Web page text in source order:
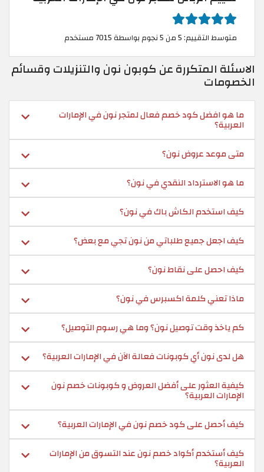
متوسط التقييم: 5 من 5 نجوم بواسطة 7015 مستخدم
الاسئلة المتكررة عن كوبون نون والتنزيلات وقسائم
الخصومات
ما هو افضل كود خصم فعال لمتجر نون في الإمارات
العربية؟
متى موعد عروض نون؟
ما هو الاسترداد النقدي في نون؟
كيف استخدم الكاش باك في نون؟
كيف اجعل جميع طلباتي من نون تجي مع بعض؟
كيف احصل على نقاط نون؟
ماذا تعني كلمة اكسبرس في نون؟
كم ياخذ وقت توصيل نون؟ وما هي رسوم التوصيل؟
هل لدى نون أي كوبونات فعالة الآن في الإمارات العربية؟
كيفية العثور على أفضل العروض و كوبونات خصم نون
الإمارات العربية؟
كيف أحصل على كود خصم نون في الإمارات العربية؟
كيف أستخدم أكواد خصم نون عند التسوق من الإمارات
العربية؟